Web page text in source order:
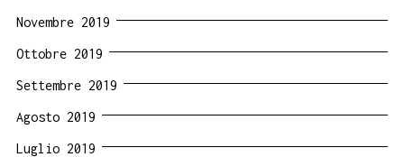
Novembre 2019
Ottobre 2019
Settembre 2019
Agosto 2019
Luglio 2019